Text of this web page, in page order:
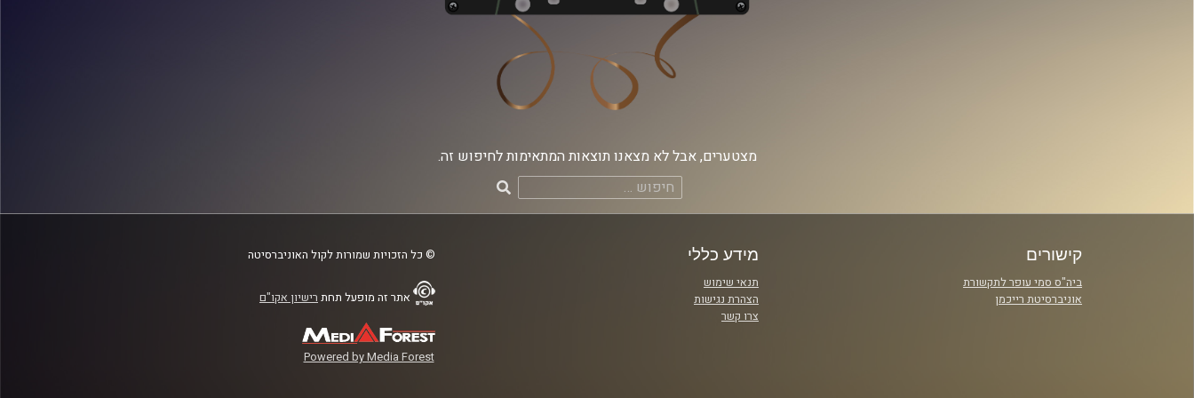
מצטערים, אבל לא מצאנו תוצאות המתאימות לחיפוש זה.
חיפוש:
קישורים
ביה"ס סמי עופר לתקשורת
אוניברסיטת רייכמן
מידע כללי
תנאי שימוש
הצהרת נגישות
צרו קשר
© כל הזכויות שמורות לקול האוניברסיטה
אתר זה מופעל תחת רישיון אקו"ם
Powered by Media Forest